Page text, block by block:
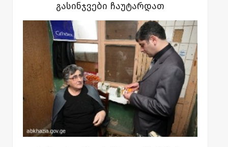
გასინჯვები ჩაუტარდათ